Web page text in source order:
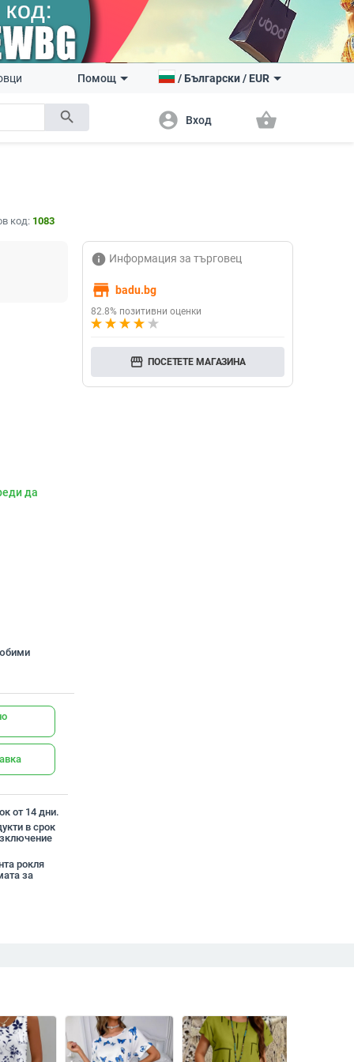
search
Помощ /Български/ EUR
account_circle Вход shopping_basket
код: 1083
да
от 14 дни.
в срок
рокля
за
info Информация за търговец
store badu.bg
82.8% позитивни оценки
storefront ПОСЕТЕТЕ МАГАЗИНА